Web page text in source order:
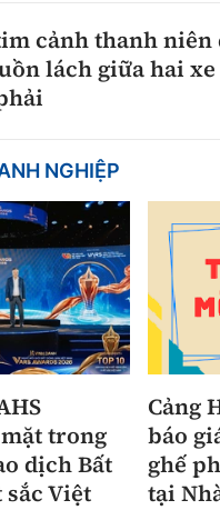
cảnh thanh niên
lách giữa hai
NGHIỆP
trong
dịch Bất
Việt
Cảng
báo
ghế
tại